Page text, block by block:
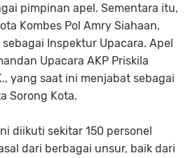
pimpinan apel. Sementara itu,
Kombes Pol Amry Siahaan,
sebagai Inspektur Upacara. Apel
Upacara AKP Priskila
yang saat ini menjabat sebagai
Sorong Kota.
diikuti sekitar 150 personel
dari berbagai unsur, baik dari